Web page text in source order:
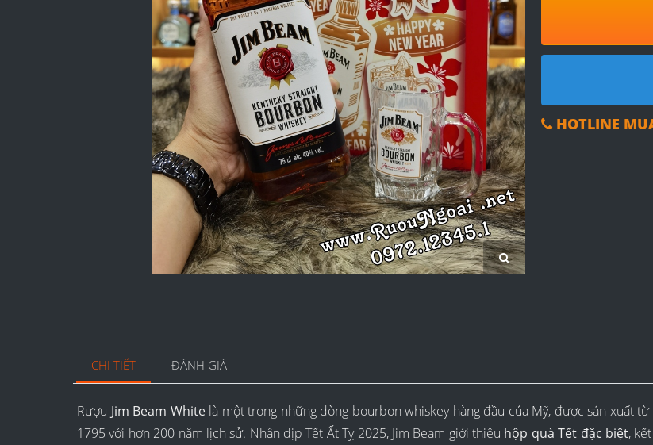
HOTLINE
CHI TIẾT ĐÁNH GIÁ
Rượu Jim Beam Whitelà một trong những dòng bourbon whiskey hàng đầu của Mỹ, được sản xuất từ
1795 với hơn 200 năm lịch sử. Nhân dịp Tết Ất Tỵ 2025, Jim Beam giới thiệu hộp quà Tết đặc biệt,